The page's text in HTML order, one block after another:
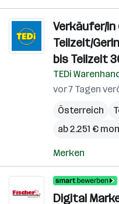
Verkäufer/in
Teilzeit/
bis Teilzeit
TEDi
vor 7 Tagen
Österreich
ab 2.251 €
Merken
Digital